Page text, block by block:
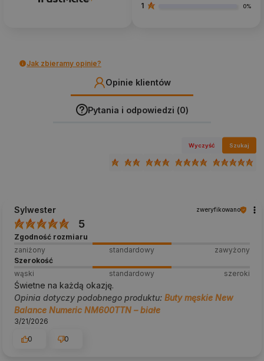
1 0%
Jak zbieramy opinie?
Opinie klientów
Pytania i odpowiedzi (0)
Wyczyść Szukaj
Sylwester zweryfikowano
5
Zgodność rozmiaru
zaniżony
standardowy
zawyżony
Szerokość
wąski
standardowy szeroki
Świetne na każdą okazję.
Opinia dotyczy podobnego produktu: Buty męskie New
Balance Numeric NM600TTN – białe
3/21/2026
0
0